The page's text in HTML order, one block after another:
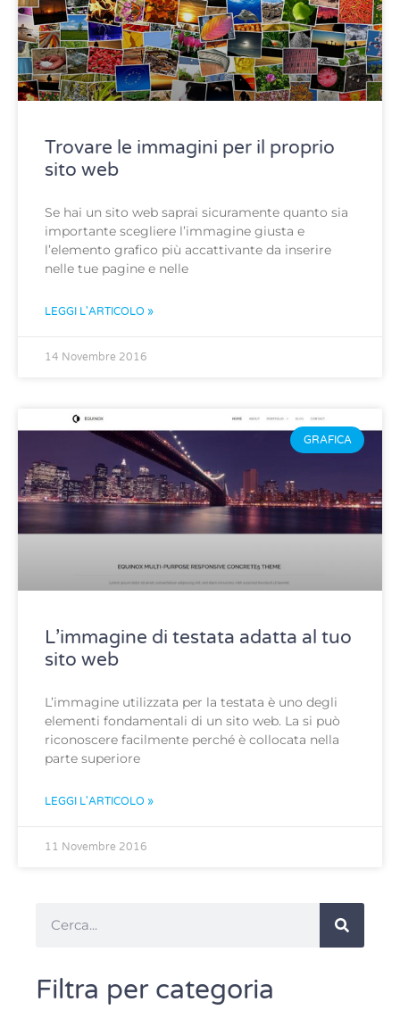
Trovare le immagini per il proprio
sito web
Se hai un sito web saprai sicuramente quanto sia
importante scegliere l’immagine giusta e
l’elemento grafico più accattivante da inserire
nelle tue pagine e nelle
LEGGI L'ARTICOLO »
14 Novembre 2016
GRAFICA
L’immagine di testata adatta al tuo
sito web
L’immagine utilizzata per la testata è uno degli
elementi fondamentali di un sito web. La si può
riconoscere facilmente perché è collocata nella
parte superiore
LEGGI L'ARTICOLO »
11 Novembre 2016
Filtra per categoria